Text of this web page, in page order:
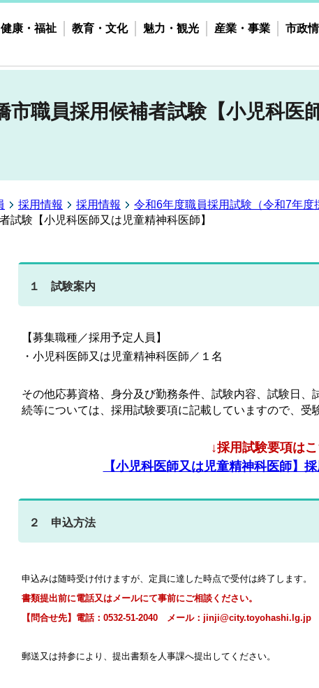
健康・福祉 教育・文化 魅力・観光 産業・事業 市政
市職員採用候補者試験【小児科医
採用情報 採用情報
令和6年度職員採用試験（令和7年度
試験【小児科医師又は児童精神科医師】
１ 試験案内
【募集職種／採用予定人員】
・小児科医師又は児童精神科医師／１名
その他応募資格、身分及び勤務条件、試験内容、試験日
続等については、採用試験要項に記載していますので、受
↓採用試験要項は
【小児科医師又は児童精神科医師】
２ 申込方法
申込みは随時受け付けますが、定員に達した時点で受付は終了します。
書類提出前に電話又はメールにて事前にご相談ください。
【問合せ先】電話：0532-51-2040 メール：jinji@city.toyohashi.lg.jp
郵送又は持参により、提出書類を人事課へ提出してください。